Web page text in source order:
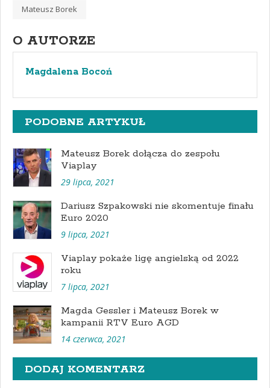
Mateusz Borek
O AUTORZE
Magdalena Bocoń
PODOBNE ARTYKUŁ
Mateusz Borek dołącza do zespołu
Viaplay
29 lipca, 2021
Dariusz Szpakowski nie skomentuje finału
Euro 2020
9 lipca, 2021
Viaplay pokaże ligę angielską od 2022
roku
7 lipca, 2021
Magda Gessler i Mateusz Borek w
kampanii RTV Euro AGD
14 czerwca, 2021
DODAJ KOMENTARZ